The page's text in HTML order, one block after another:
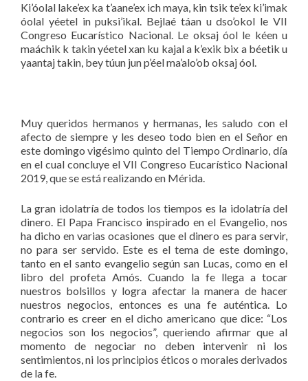
Ki’óolal lake’ex ka t’aane’ex ich maya, kin tsik te’ex ki’imak
óolal yéetel in puksi’ikal. Bejlaé táan u dso’okol le VII
Congreso Eucarístico Nacional. Le oksaj óol le kéen u
maáchik k takin yéetel xan ku kajal a k’exik bix a béetik u
yaantaj takin, bey túun jun p’éel ma’alo’ob oksaj óol.
Muy queridos hermanos y hermanas, les saludo con el
afecto de siempre y les deseo todo bien en el Señor en
este domingo vigésimo quinto del Tiempo Ordinario, día
en el cual concluye el VII Congreso Eucarístico Nacional
2019, que se está realizando en Mérida.
La gran idolatría de todos los tiempos es la idolatría del
dinero. El Papa Francisco inspirado en el Evangelio, nos
ha dicho en varias ocasiones que el dinero es para servir,
no para ser servido. Este es el tema de este domingo,
tanto en el santo evangelio según san Lucas, como en el
libro del profeta Amós. Cuando la fe llega a tocar
nuestros bolsillos y logra afectar la manera de hacer
nuestros negocios, entonces es una fe auténtica. Lo
contrario es creer en el dicho americano que dice: “Los
negocios son los negocios”, queriendo afirmar que al
momento de negociar no deben intervenir ni los
sentimientos, ni los principios éticos o morales derivados
de la fe.